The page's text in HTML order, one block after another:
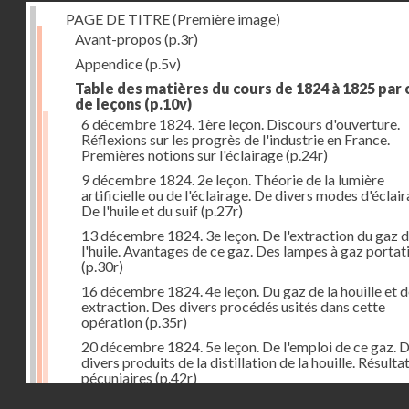
PAGE DE TITRE (Première image)
Avant-propos (p.3r)
Appendice(p.5v)
Table des matières du cours de 1824 à 1825 par
de leçons (p.10v)
6 décembre 1824. 1ère leçon. Discours d'ouverture.
Réflexions sur les progrès de l'industrie en France.
Premières notions sur l'éclairage(p.24r)
9 décembre 1824. 2e leçon. Théorie de la lumière
artificielle ou de l'éclairage. De divers modes
De l'huile et du suif(p.27r)
13 décembre 1824. 3e leçon. De l'extraction du gaz
l'huile. Avantages de ce gaz. Des lampes à gaz
(p.30r)
16 décembre 1824. 4e leçon. Du gaz de la houille et
extraction. Des divers procédés usités dans cette
opération(p.35r)
20 décembre 1824. 5e leçon. De l'emploi de ce gaz.
divers produits de la distillation de la houille.
pécuniaires (p.42r)